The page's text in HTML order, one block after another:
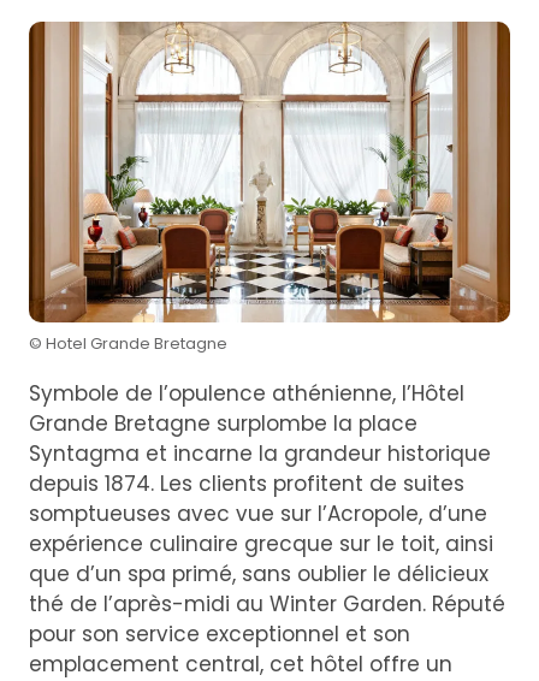
© Hotel Grande Bretagne
Symbole de l’opulence athénienne, l’Hôtel
Grande Bretagne surplombe la place
Syntagma et incarne la grandeur historique
depuis 1874. Les clients profitent de suites
somptueuses avec vue sur l’Acropole, d’une
expérience culinaire grecque sur le toit, ainsi
que d’un spa primé, sans oublier le délicieux
thé de l’après-midi au Winter Garden. Réputé
pour son service exceptionnel et son
emplacement central, cet hôtel offre un